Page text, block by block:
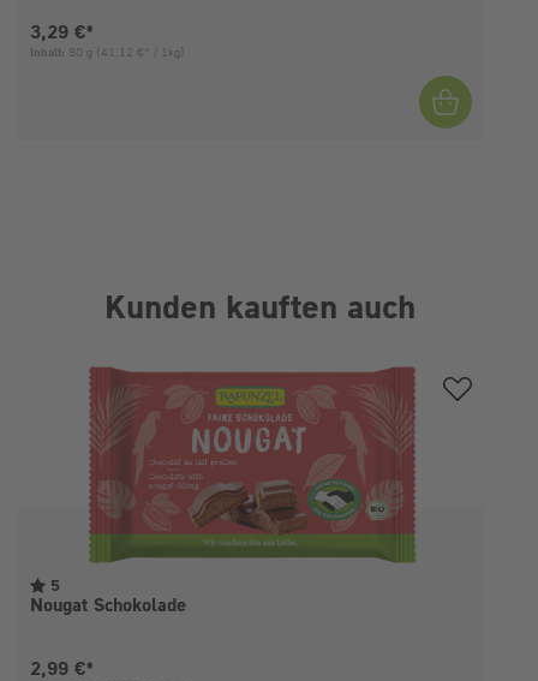
Aktueller Preis:
3,29 €*
Inhalt: 80 g (41,12 €* / 1kg)
Kunden kauften auch
5
Nougat Schokolade
Aktueller Preis:
2,99 €*